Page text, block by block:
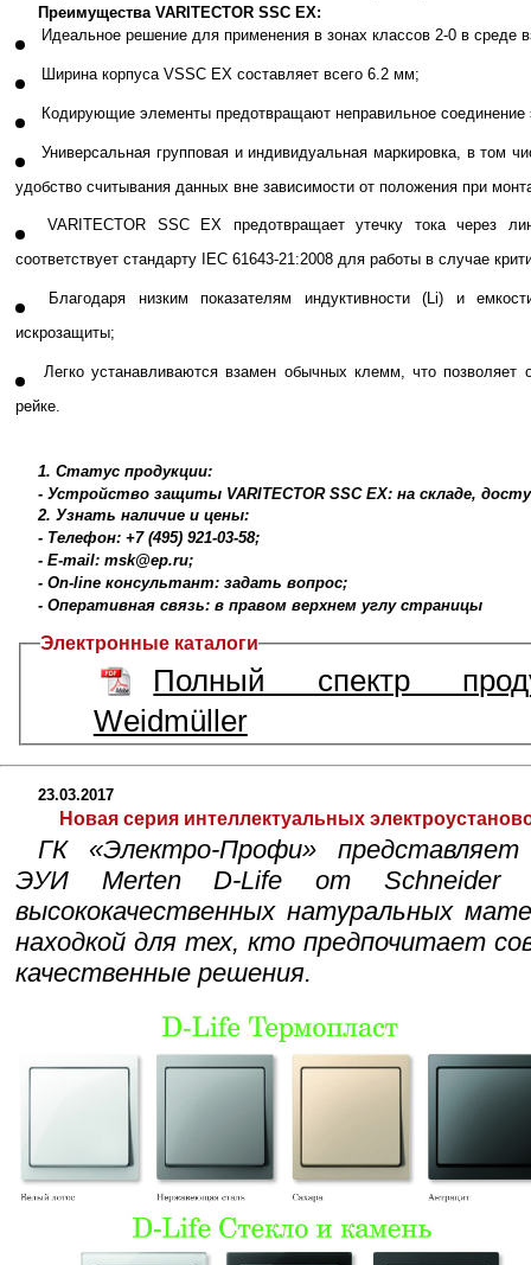
Преимущества VARITECTOR SSC EX:
Идеальное решение для применения в зонах классов 2-0 в среде
Ширина корпуса VSSC EX составляет всего 6.2 мм;
Кодирующие элементы предотвращают неправильное
Универсальная групповая и индивидуальная маркировка, в том
удобство считывания данных вне зависимости от положения при
VARITECTOR SSC EX предотвращает утечку тока через
соответствует стандарту IEC 61643-21:2008 для работы в случае
Благодаря низким показателям индуктивности (Li) и
искрозащиты;
Легко устанавливаются взамен обычных клемм, что позволяет
рейке.
1. Статус продукции:
- Устройство защиты VARITECTOR SSC EX: на складе,
2. Узнать наличие и цены:
- Телефон: +7 (495) 921-03-58;
- E-mail: msk@ep.ru;
- On-line консультант: задать вопрос;
- Оперативная связь: в правом верхнем углу страницы
Электронные каталоги
Полный спектр
Weidmüller
23.03.2017
Новая серия интеллектуальных
ГК «Электро-Профи» представляет
ЭУИ Merten D-Life от Schneider
высококачественных натуральных
находкой для тех, кто предпочитает
качественные решения.